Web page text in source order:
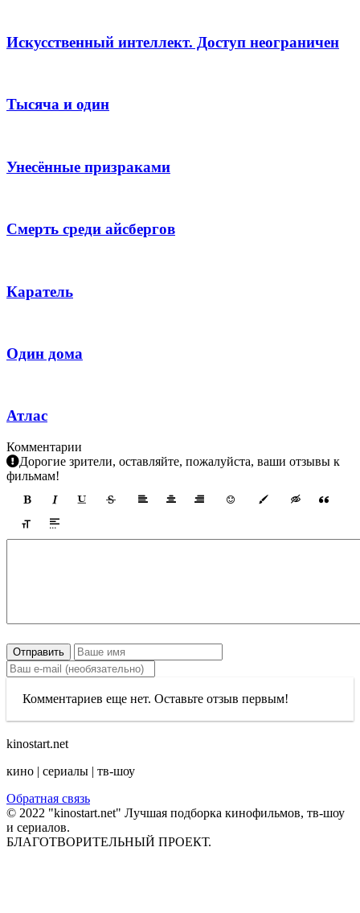
Искусственный интеллект. Доступ неограничен
Тысяча и один
Унесённые призраками
Смерть среди айсбергов
Каратель
Один дома
Атлас
Комментарии
Дорогие зрители, оставляйте, пожалуйста, ваши отзывы к
фильмам!
Отправить
Комментариев еще нет. Оставьте отзыв первым!
kinostart.net
кино | сериалы | тв-шоу
Обратная связь
© 2022 "kinostart.net" Лучшая подборка кинофильмов, тв-шоу
и сериалов.
БЛАГОТВОРИТЕЛЬНЫЙ ПРОЕКТ.